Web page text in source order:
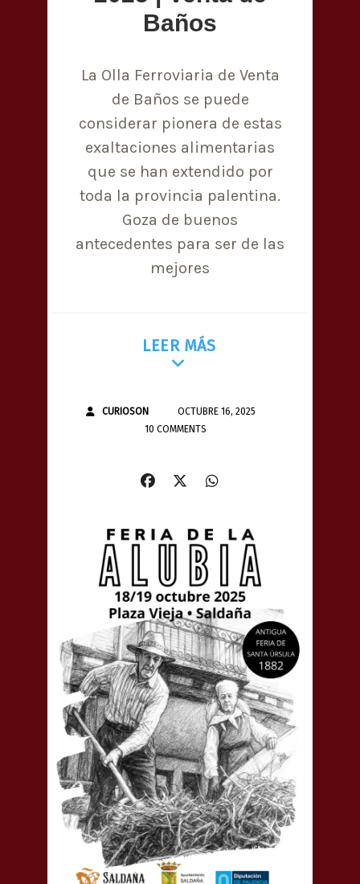
Baños
La Olla Ferroviaria de Venta
de Baños se puede
considerar pionera de estas
exaltaciones alimentarias
que se han extendido por
toda la provincia palentina.
Goza de buenos
antecedentes para ser de las
mejores
LEER MÁS
CURIOSON
OCTUBRE 16, 2025
10 COMMENTS